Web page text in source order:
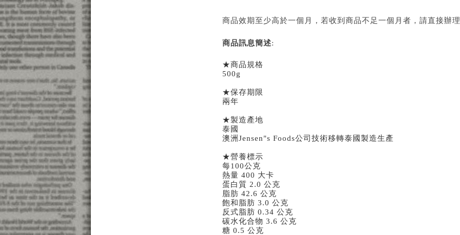
商品效期至少高於一個月，若收到商品不足一個月者，請直接辦
商品訊息簡述:
★商品規格
500g
★保存期限
兩年
★製造產地
泰國
澳洲Jensen"s Foods公司技術移轉泰國製造生產
★營養標示
每100公克
熱量 400 大卡
蛋白質 2.0 公克
脂肪 42.6 公克
飽和脂肪 3.0 公克
反式脂肪 0.34 公克
碳水化合物 3.6 公克
糖 0.5 公克